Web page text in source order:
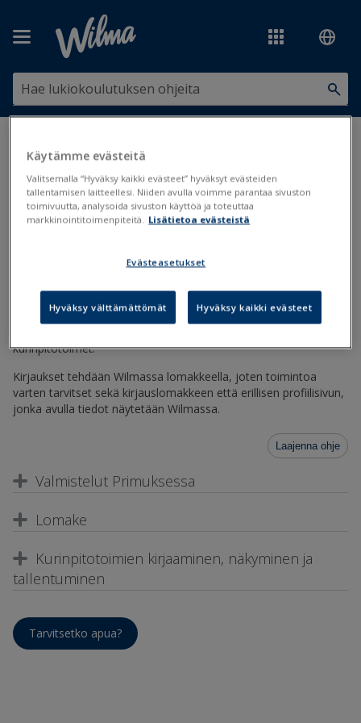
koulunkäynnin tuki>Tukitoimet
Kurinpitotoimet
Opettajat ja henkilökunta voivat kirjata Wilman kautta
kurinpitotoimet.
Kirjaukset tehdään Wilmassa lomakkeella, joten toimintoa
varten tarvitset sekä kirjauslomakkeen että erillisen profiilisivun,
jonka avulla tiedot näytetään Wilmassa.
Laajenna ohje
Valmistelut Primuksessa
Lomake
Kurinpitotoimien kirjaaminen, näkyminen ja
tallentuminen
Tarvitsetko apua?
Käytämme evästeitä
Valitsemalla “Hyväksy kaikki evästeet” hyväksyt evästeiden
tallentamisen laitteellesi. Niiden avulla voimme parantaa sivuston
toimivuutta, analysoida sivuston käyttöä ja toteuttaa
markkinointitoimenpiteitä. Lisätietoa evästeistä
Evästeasetukset
Hyväksy välttämättömät Hyväksy kaikki evästeet